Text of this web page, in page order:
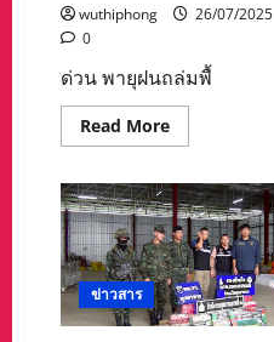
แพทย์-
ช่วย
เหลือ
wuthiphong
26/07/2025
0
ด่วน พายุฝนถล่มพื้
Read MoreRead
more
พายุ
ฝน
ถล่ม
พื้นที่
จังหวัด
อุทัยธานี
ทาง
ศูนย์
อำนวย
ข่าวสาร